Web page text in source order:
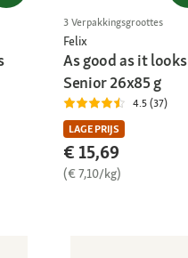
3 Verpakkingsgroottes
Felix
As good as it looks
Senior 26x85 g
4.5 (37)
LAGE PRIJS
€ 15,69
(€ 7,10/kg)